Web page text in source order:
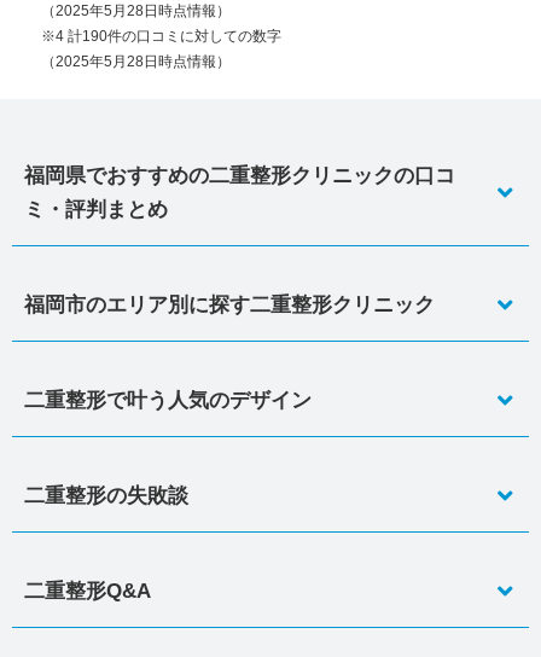
（2025年5月28日時点情報）
※4 計190件の口コミに対しての数字
（2025年5月28日時点情報）
福岡県でおすすめの二重整形クリニックの口コ
ミ・評判まとめ
福岡市のエリア別に探す二重整形クリニック
二重整形で叶う人気のデザイン
二重整形の失敗談
二重整形Q&A